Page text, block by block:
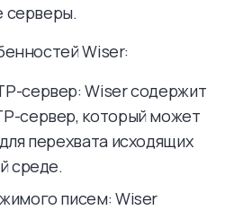
серверы.
Wiser:
сервер: Wiser содержит
сервер, который может
перехвата исходящих
среде.
писем: Wiser